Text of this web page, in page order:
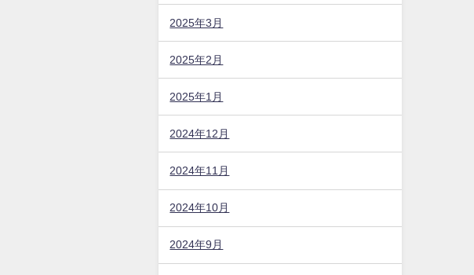
2025年3月
2025年2月
2025年1月
2024年12月
2024年11月
2024年10月
2024年9月